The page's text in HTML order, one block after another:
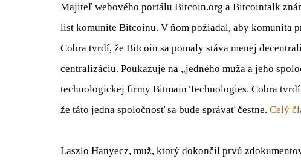
Majiteľ webového portálu Bitcoin.org a Bitcointalk
list komunite Bitcoinu. V ňom požiadal, aby komunita
Cobra tvrdí, že Bitcoin sa pomaly stáva menej
centralizáciu. Poukazuje na „jedného muža a jeho
technologickej firmy Bitmain Technologies. Cobra
že táto jedna spoločnosť sa bude správať čestne. Celý
Laszlo Hanyecz, muž, ktorý dokončil prvú